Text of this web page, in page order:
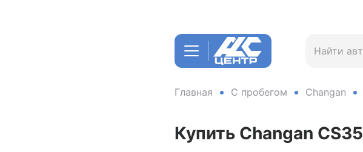
Главная С пробегом Changan
Купить Changan CS35